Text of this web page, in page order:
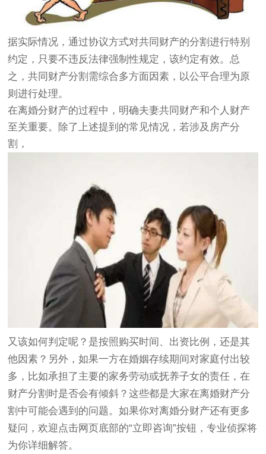
据实际情况，通过协议方式对共同财产的分割进行特别
约定，只要不违反法律强制性规定，该约定有效。总
之，共同财产分割需综合多方面因素，以公平合理为原
则进行处理。
在离婚分财产的过程中，明确夫妻共同财产和个人财产
至关重要。除了上述提到的常见情况，若涉及房产分
割，
又该如何判定呢？是按照购买时间、出资比例，还是其
他因素？另外，如果一方在婚姻存续期间对家庭付出较
多，比如承担了主要的家务劳动或抚养子女的责任，在
财产分割时是否会有倾斜？这些都是大家在离婚财产分
割中可能会遇到的问题。如果你对离婚分财产还有更多
疑问，欢迎点击网页底部的“立即咨询”按钮，专业侦探将
为你详细解答。